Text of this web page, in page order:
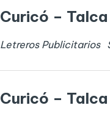
Curicó –
Letreros Publicitarios
Curicó –